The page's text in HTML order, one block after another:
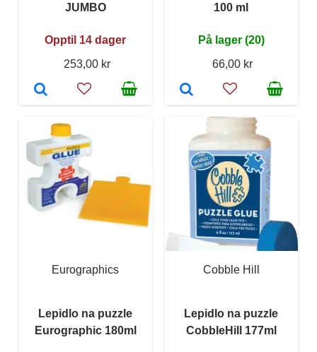
JUMBO
Opptil 14 dager
253,00 kr
100 ml
På lager (20)
66,00 kr
Eurographics
Lepidlo na puzzle
Eurographic 180ml
Cobble Hill
Lepidlo na puzzle
CobbleHill 177ml